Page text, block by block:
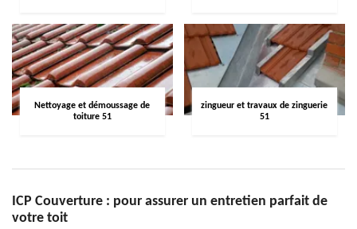
Nettoyage et démoussage de
toiture 51
zingueur et travaux de zinguerie
51
ICP Couverture : pour assurer un entretien parfait de
votre toit